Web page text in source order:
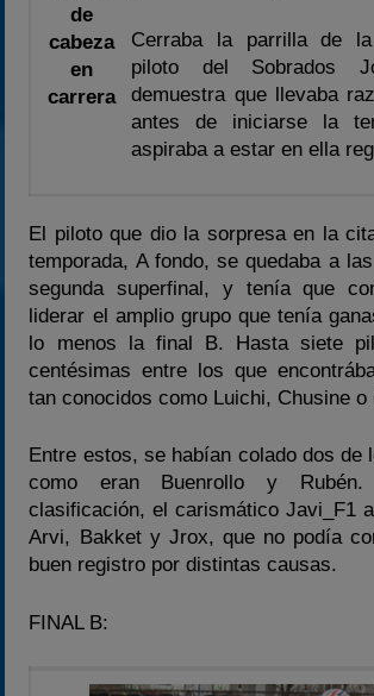
de
cabeza
en
carrera
Cerraba la parrilla de
piloto del Sobrados
demuestra que llevaba
antes de iniciarse la
aspiraba a estar en ella
El piloto que dio la sorpresa en la
temporada, A fondo, se quedaba a
segunda superfinal, y tenía que
liderar el amplio grupo que tenía
lo menos la final B. Hasta siete
centésimas entre los que
tan conocidos como Luichi, Chusine o
Entre estos, se habían colado dos de
como eran Buenrollo y Rubén.
clasificación, el carismático Javi_F1
Arvi, Bakket y Jrox, que no podía
buen registro por distintas causas.
FINAL B: